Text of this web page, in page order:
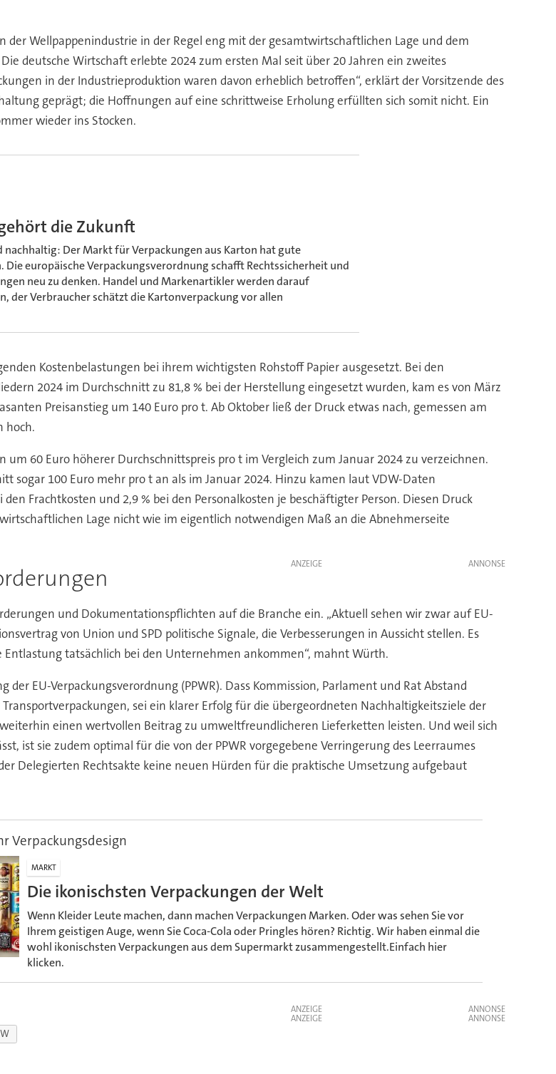
der Wellpappenindustrie in der Regel eng mit der gesamtwirtschaftlichen Lage und dem
deutsche Wirtschaft erlebte 2024 zum ersten Mal seit über 20 Jahren ein zweites
in der Industrieproduktion waren davon erheblich betroffen“, erklärt der Vorsitzende des
geprägt; die Hoffnungen auf eine schrittweise Erholung erfüllten sich somit nicht. Ein
wieder ins Stocken.
die Zukunft
Der Markt für Verpackungen aus Karton hat gute
europäische Verpackungsverordnung schafft Rechtssicherheit und
neu zu denken. Handel und Markenartikler werden darauf
der Verbraucher schätzt die Kartonverpackung vor allen
Kostenbelastungen bei ihrem wichtigsten Rohstoff Papier ausgesetzt. Bei den
2024 im Durchschnitt zu 81,8 % bei der Herstellung eingesetzt wurden, kam es von März
Preisanstieg um 140 Euro pro t. Ab Oktober ließ der Druck etwas nach, gemessen am
hoch.
60 Euro höherer Durchschnittspreis pro t im Vergleich zum Januar 2024 zu verzeichnen.
sogar 100 Euro mehr pro t an als im Januar 2024. Hinzu kamen laut VDW-Daten
Frachtkosten und 2,9 % bei den Personalkosten je beschäftigter Person. Diesen Druck
Lage nicht wie im eigentlich notwendigen Maß an die Abnehmerseite
ANZEIGE
und Dokumentationspflichten auf die Branche ein. „Aktuell sehen wir zwar auf EU-
von Union und SPD politische Signale, die Verbesserungen in Aussicht stellen. Es
tatsächlich bei den Unternehmen ankommen“, mahnt Würth.
EU-Verpackungsverordnung (PPWR). Dass Kommission, Parlament und Rat Abstand
sei ein klarer Erfolg für die übergeordneten Nachhaltigkeitsziele der
einen wertvollen Beitrag zu umweltfreundlicheren Lieferketten leisten. Und weil sich
ist sie zudem optimal für die von der PPWR vorgegebene Verringerung des Leerraumes
Delegierten Rechtsakte keine neuen Hürden für die praktische Umsetzung aufgebaut
Verpackungsdesign
MARKT
Die ikonischsten Verpackungen der Welt
Wenn Kleider Leute machen, dann machen Verpackungen Marken. Oder was sehen Sie vor
Ihrem geistigen Auge, wenn Sie Coca-Cola oder Pringles hören? Richtig. Wir haben einmal die
wohl ikonischsten Verpackungen aus dem Supermarkt zusammengestellt.Einfach hier
klicken.
ANZEIGE
ANZEIGE